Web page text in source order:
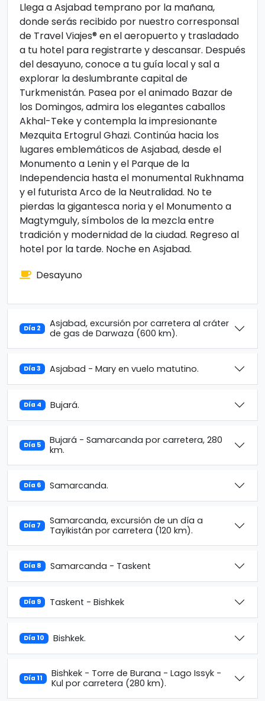
Llega a Asjabad temprano por la mañana,
donde serás recibido por nuestro corresponsal
de Travel Viajes® en el aeropuerto y trasladado
a tu hotel para registrarte y descansar. Después
del desayuno, conoce a tu guía local y sal a
explorar la deslumbrante capital de
Turkmenistán. Pasea por el animado Bazar de
los Domingos, admira los elegantes caballos
Akhal-Teke y contempla la impresionante
Mezquita Ertogrul Ghazi. Continúa hacia los
lugares emblemáticos de Asjabad, desde el
Monumento a Lenin y el Parque de la
Independencia hasta el monumental Rukhnama
y el futurista Arco de la Neutralidad. No te
pierdas la gigantesca noria y el Monumento a
Magtymguly, símbolos de la mezcla entre
tradición y modernidad de la ciudad. Regreso al
hotel por la tarde. Noche en Asjabad.
Desayuno
Día 2
Asjabad, excursión por carretera al cráter
de gas de Darwaza (600 km).
Día 3 Asjabad - Mary en vuelo matutino.
Día 4 Bujará.
Día 5
Bujará - Samarcanda por carretera, 280
km.
Día 6 Samarcanda.
Día 7
Samarcanda, excursión de un día a
Tayikistán por carretera (120 km).
Día 8 Samarcanda - Taskent
Día 9 Taskent - Bishkek
Día 10 Bishkek.
Día 11
Bishkek - Torre de Burana - Lago Issyk -
Kul por carretera (280 km).